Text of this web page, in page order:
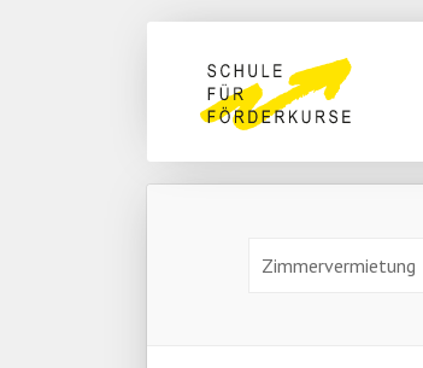
Navigation
überspringen
überspringen
Zimmervermietung